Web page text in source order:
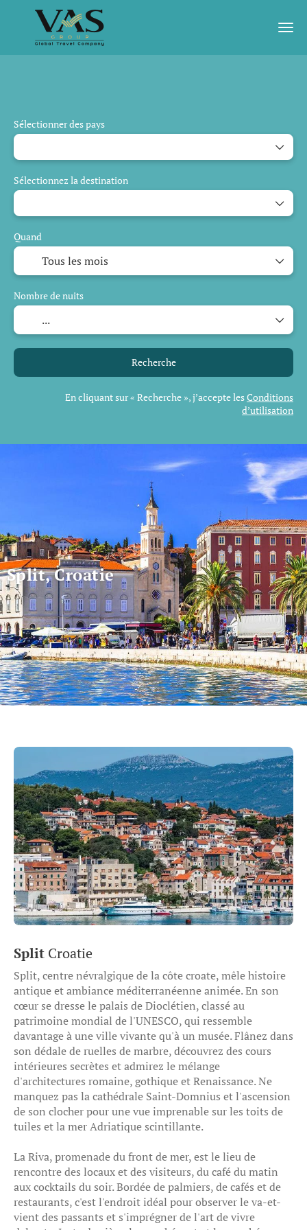
Split, Croatie
Sélectionner des pays
Sélectionnez la destination
Quand
Nombre de nuits
Recherche
En cliquant sur « Recherche », j’accepte lesConditions
d’utilisation
Split Croatie
Split, centre névralgique de la côte croate, mêle histoire
antique et ambiance méditerranéenne animée. En son
cœur se dresse le palais de Dioclétien, classé au
patrimoine mondial de l'UNESCO, qui ressemble
davantage à une ville vivante qu'à un musée. Flânez dans
son dédale de ruelles de marbre, découvrez des cours
intérieures secrètes et admirez le mélange
d'architectures romaine, gothique et Renaissance. Ne
manquez pas la cathédrale Saint-Domnius et l'ascension
de son clocher pour une vue imprenable sur les toits de
tuiles et la mer Adriatique scintillante.
La Riva, promenade du front de mer, est le lieu de
rencontre des locaux et des visiteurs, du café du matin
aux cocktails du soir. Bordée de palmiers, de cafés et de
restaurants, c'est l'endroit idéal pour observer le va-et-
vient des passants et s'imprégner de l'art de vivre